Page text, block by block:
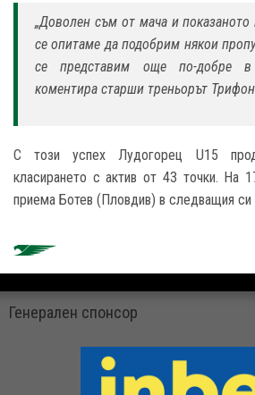
„Доволен съм от мача и
се опитаме да подобрим някои
се представим още по-добре в
коментира старши треньорът
С този успех Лудогорец U15
класирането с актив от 43 точки. На
приема Ботев (Пловдив) в следващия си
Генерален спонсор